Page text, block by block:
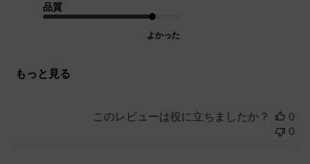
品質
よかった
もっと見る
このレビューは役に立ちましたか？
0
0